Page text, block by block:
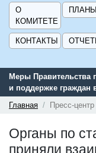
О
КОМИТЕТЕ
ПЛАНЫ
КОНТАКТЫ
Правительства
поддержке граждан в
Главная Пресс-центр
Органы по
приняли